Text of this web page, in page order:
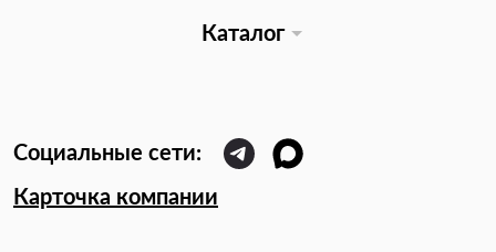
Каталог
Карточка компании